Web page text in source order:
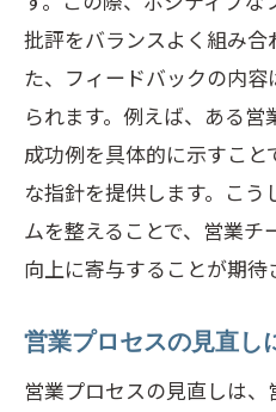
批評をバランスよく組み合
た、フィードバックの内
られます。例えば、ある
成功例を具体的に示すこ
な指針を提供します。こ
ムを整えることで、営業チ
向上に寄与することが期待
営業プロセスの見直し
営業プロセスの見直しは